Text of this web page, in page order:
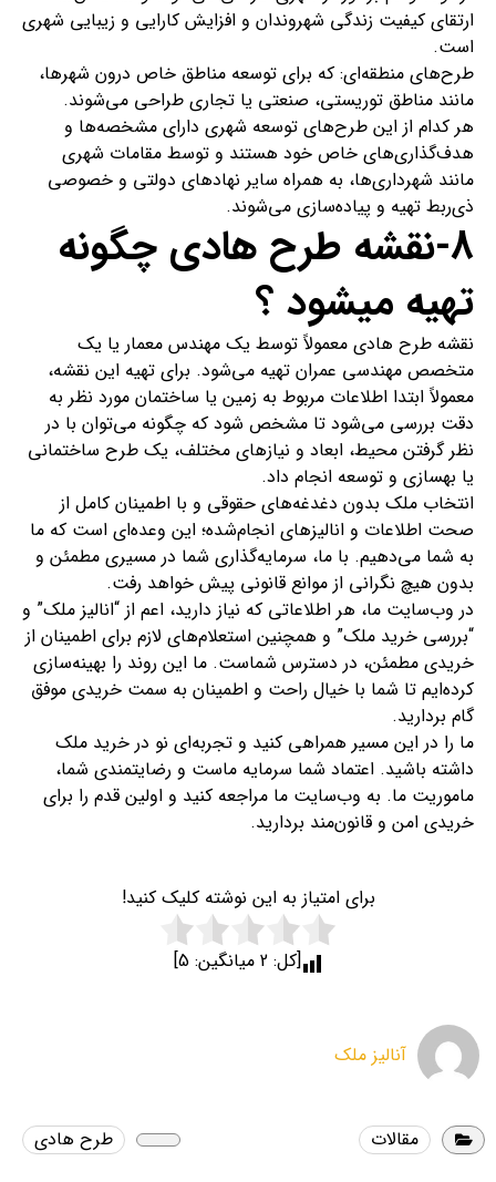
ارتقای کیفیت زندگی شهروندان و افزایش کارایی و زیبایی شهری
است.
طرح‌های منطقه‌ای: که برای توسعه مناطق خاص درون شهرها،
مانند مناطق توریستی، صنعتی یا تجاری طراحی می‌شوند.
هر کدام از این طرح‌های توسعه شهری دارای مشخصه‌ها و
هدف‌گذاری‌های خاص خود هستند و توسط مقامات شهری
مانند شهرداری‌ها، به همراه سایر نهادهای دولتی و خصوصی
ذی‌ربط تهیه و پیاده‌سازی می‌شوند.
8-نقشه طرح هادی چگونه
تهیه میشود ؟
نقشه طرح هادی معمولاً توسط یک مهندس معمار یا یک
متخصص مهندسی عمران تهیه می‌شود. برای تهیه این نقشه،
معمولاً ابتدا اطلاعات مربوط به زمین یا ساختمان مورد نظر به
دقت بررسی می‌شود تا مشخص شود که چگونه می‌توان با در
نظر گرفتن محیط، ابعاد و نیازهای مختلف، یک طرح ساختمانی
یا بهسازی و توسعه انجام داد.
انتخاب ملک بدون دغدغه‌های حقوقی و با اطمینان کامل از
صحت اطلاعات و انالیزهای انجام‌شده؛ این وعده‌ای است که ما
به شما می‌دهیم. با ما، سرمایه‌گذاری شما در مسیری مطمئن و
بدون هیچ نگرانی از موانع قانونی پیش خواهد رفت.
در وب‌سایت ما، هر اطلاعاتی که نیاز دارید، اعم از “انالیز ملک” و
“بررسی خرید ملک” و همچنین استعلام‌های لازم برای اطمینان از
خریدی مطمئن، در دسترس شماست. ما این روند را بهینه‌سازی
کرده‌ایم تا شما با خیال راحت و اطمینان به سمت خریدی موفق
گام بردارید.
ما را در این مسیر همراهی کنید و تجربه‌ای نو در خرید ملک
داشته باشید. اعتماد شما سرمایه ماست و رضایتمندی شما،
ماموریت ما. به وب‌سایت ما مراجعه کنید و اولین قدم را برای
خریدی امن و قانون‌مند بردارید.
برای امتیاز به این نوشته کلیک کنید!
[کل:2 میانگین: 5
]
آنالیز ملک
مقالات طرح هادی